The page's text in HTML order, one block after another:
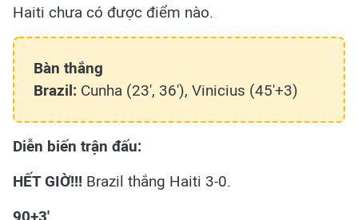
Haiti chưa có được điểm nào.
Bàn thắng
Brazil: Cunha (23', 36'), Vinicius (45'+3)
Diễn biến trận đấu:
HẾT GIỜ!!! Brazil thắng Haiti 3-0.
90+3'